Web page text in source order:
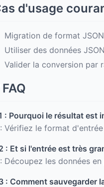
d'usage
Migration de format
Utiliser des données
Valider la conversion par
FAQ
: Pourquoi le résultat est
Vérifiez le format
: Et si l'entrée est très
Découpez les données
: Comment sauvegarder